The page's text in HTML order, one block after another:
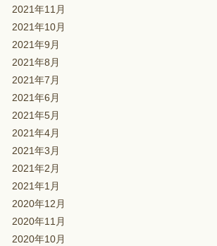
2021年11月
2021年10月
2021年9月
2021年8月
2021年7月
2021年6月
2021年5月
2021年4月
2021年3月
2021年2月
2021年1月
2020年12月
2020年11月
2020年10月